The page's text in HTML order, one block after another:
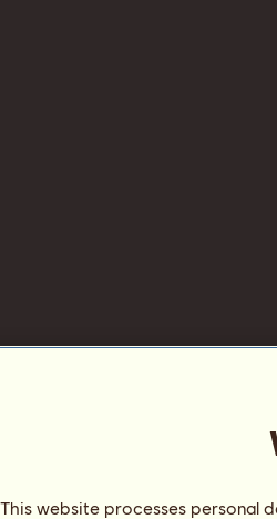
This website processes personal